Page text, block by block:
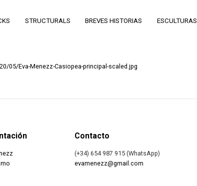
STRUCTURALS BREVES HISTORIAS ESCULTURAS
05/Eva-Menezz-Casiopea-principal-scaled.jpg
Contacto
(+34) 654 987 915 (WhatsApp)
evamenezz@gmail.com